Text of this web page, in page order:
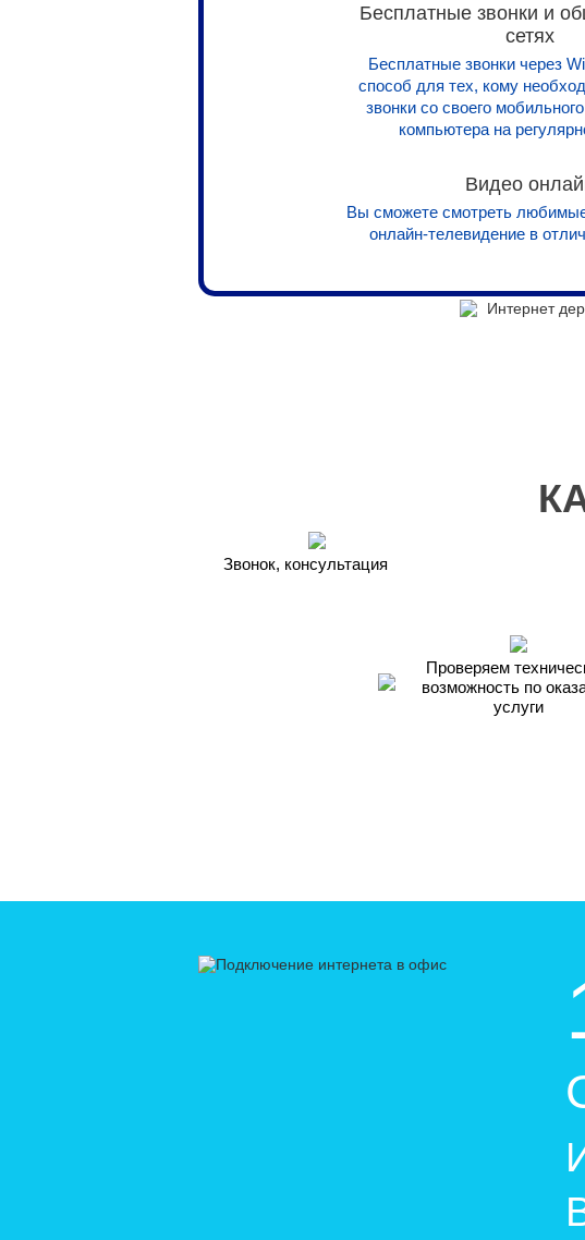
Бесплатные звонки и
сетях
Бесплатные звонки через
способ для тех, кому
звонки со своего
компьютера на
Видео
Вы сможете смотреть
онлайн-телевидение в
Звонок, консультация
Проверяем
возможность по
услуги